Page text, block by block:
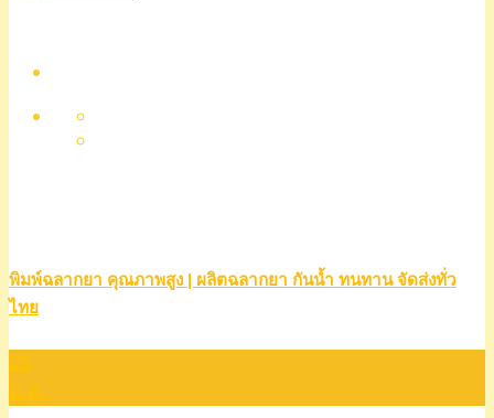
พิมพ์ฉลากยา คุณภาพสูง | ผลิตฉลากยา กันน้ำ ทนทาน จัดส่งทั่ว
ไทย
25
ม.ค.